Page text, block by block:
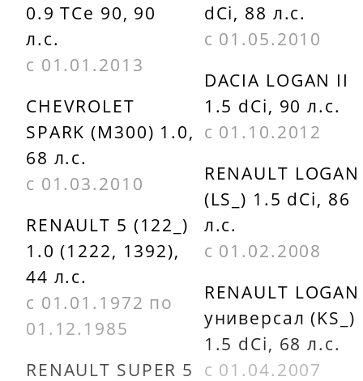
MOOG
REWB11479
8671095501
NK 763908
NK 763938
OPTIMAL
702312
TORQUE
TSN 3482
BREDA
BRING
713630250
0.9 TCe 90, 90
л.с.
с 01.01.2013
CHEVROLET
SPARK (M300) 1.0,
68 л.с.
с 01.03.2010
RENAULT 5 (122_)
1.0 (1222, 1392),
44 л.с.
с 01.01.1972 по
01.12.1985
RENAULT SUPER 5
dCi, 88 л.с.
с 01.05.2010
DACIA LOGAN II
1.5 dCi, 90 л.с.
с 01.10.2012
RENAULT
(LS_) 1.5 dCi, 86
л.с.
с 01.02.2008
RENAULT
универсал (KS_)
1.5 dCi, 68 л.с.
с 01.04.2007